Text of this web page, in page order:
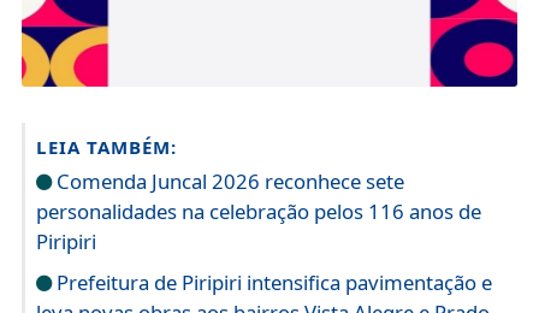
LEIA TAMBÉM:
Comenda Juncal 2026 reconhece sete
personalidades na celebração pelos 116 anos de
Piripiri
Prefeitura de Piripiri intensifica pavimentação e